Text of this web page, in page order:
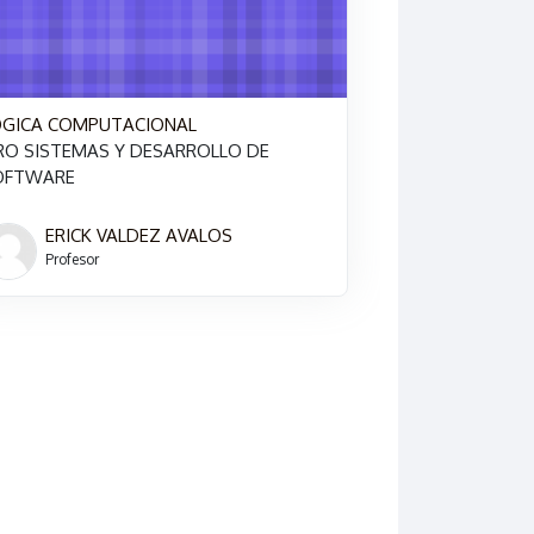
COMPUTACIONAL
SISTEMAS Y DESARROLLO DE
ERICK VALDEZ AVALOS
Profesor